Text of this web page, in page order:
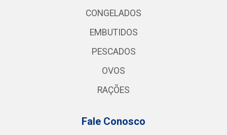
CONGELADOS
EMBUTIDOS
PESCADOS
OVOS
RAÇÕES
Fale Conosco